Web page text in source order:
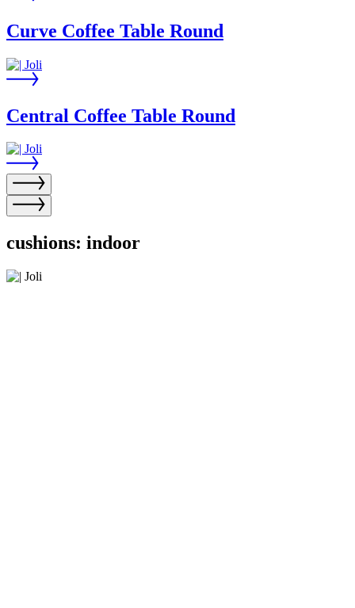
Curve Coffee Table Round
Central Coffee Table Round
cushions: indoor